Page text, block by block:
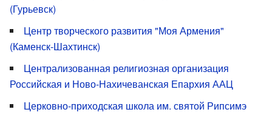
(Гурьевск)
Центр творческого развития "Моя Армения"
(Каменск-Шахтинск)
Централизованная религиозная организация
Российская и Ново-Нахичеванская Епархия ААЦ
Церковно-приходская школа им. святой Рипсимэ